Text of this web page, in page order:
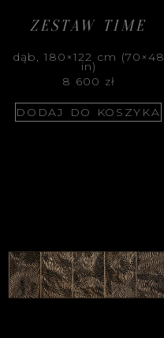
ZESTAW TIME
dąb, 180×122 cm (70×48
in)
8 600 zł
DODAJ DO KOSZYKA